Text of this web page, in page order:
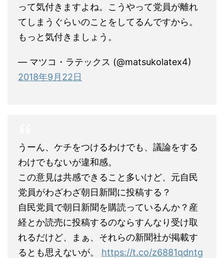
って気付きますよね。こうやって党員が離れ
てしまうぐらいのことをしてるんですから。
もっと気付きましょう。
— マツコ・ラテックス (@matsukolatex4)
2018年9月22日
うーん、ケチをつけるわけでも、議論をする
わけでもないが違和感。
この意見は共感できること多いけど、元自民
党員がわざわざ朝日新聞に投稿する？
自民党員で朝日新聞を購読っているんか？産
経とか読売に投稿するのならすんなり受け取
れるだけど、まぁ、それらの新聞社が掲載す
るとも思えないが。 https://t.co/z6881qdntg